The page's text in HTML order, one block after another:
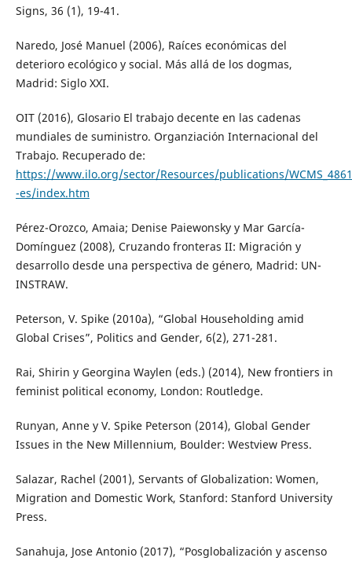
Signs, 36 (1), 19-41.
Naredo, José Manuel (2006), Raíces económicas del
deterioro ecológico y social. Más allá de los dogmas,
Madrid: Siglo XXI.
OIT (2016), Glosario El trabajo decente en las cadenas
mundiales de suministro. Organziación Internacional del
Trabajo. Recuperado de:
https://www.ilo.org/sector/Resources/publications/
-es/index.htm
Pérez-Orozco, Amaia; Denise Paiewonsky y Mar García-
Domínguez (2008), Cruzando fronteras II: Migración y
desarrollo desde una perspectiva de género, Madrid: UN-
INSTRAW.
Peterson, V. Spike (2010a), “Global Householding amid
Global Crises”, Politics and Gender, 6(2), 271-281.
Rai, Shirin y Georgina Waylen (eds.) (2014), New frontiers in
feminist political economy, London: Routledge.
Runyan, Anne y V. Spike Peterson (2014), Global Gender
Issues in the New Millennium, Boulder: Westview Press.
Salazar, Rachel (2001), Servants of Globalization: Women,
Migration and Domestic Work, Stanford: Stanford University
Press.
Sanahuja, Jose Antonio (2017), “Posglobalización y ascenso